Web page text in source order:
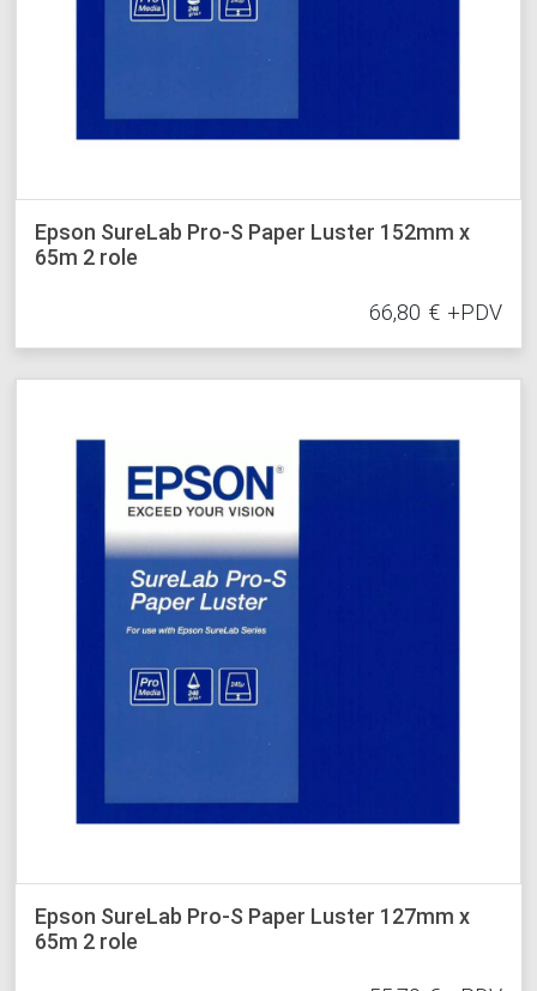
Epson SureLab Pro-S Paper Luster 152mm x
65m 2 role
66,80 € +PDV
Epson SureLab Pro-S Paper Luster 127mm x
65m 2 role